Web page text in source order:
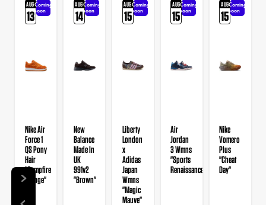
AUG
13
Coming
soon
Nike Air
Force 1
QS Pony
Hair
"Campfire
Orange"
AUG
14
Coming
soon
New
Balance
Made In
UK
991v2
"Brown"
AUG
15
Coming
soon
Liberty
London
x
Adidas
Japan
Wmns
"Magic
Mauve"
AUG
15
Coming
soon
Air
Jordan
3 Wmns
"Sports
Renaissance"
AUG
15
Coming
soon
Nike
Vomero
Plus
"Cheat
Day"